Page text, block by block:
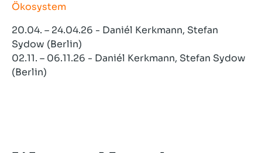
Ökosystem
20.04. – 24.04.26 - Daniél Kerkmann, Stefan
Sydow (Berlin)
02.11. – 06.11.26 - Daniél Kerkmann, Stefan Sydow
(Berlin)